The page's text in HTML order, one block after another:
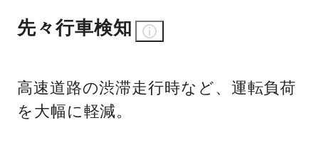
先々行車検知
高速道路の渋滞走行時など、運転負荷
を大幅に軽減。